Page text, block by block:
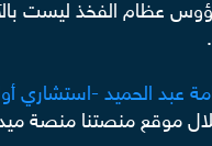
عظام الفخذ ليست
عبد الحميد -استشاري
موقع منصتنا منصة